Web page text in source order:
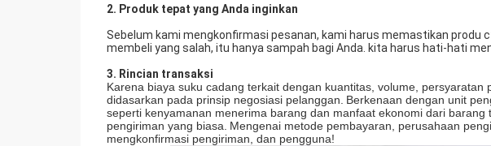
2. Produk tepat yang Anda inginkan
Sebelum kami mengkonfirmasi pesanan, kami harus memastikan produ
membeli yang salah, itu hanya sampah bagi Anda. kita harus hati-hati
3. Rincian transaksi
Karena biaya suku cadang terkait dengan kuantitas, volume,
didasarkan pada prinsip negosiasi pelanggan. Berkenaan dengan unit
seperti kenyamanan menerima barang dan manfaat ekonomi dari
pengiriman yang biasa. Mengenai metode pembayaran, perusahaan
mengkonfirmasi pengiriman, dan pengguna!